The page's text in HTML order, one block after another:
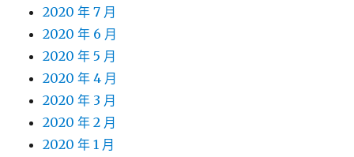
2020 年 7 月
2020 年 6 月
2020 年 5 月
2020 年 4 月
2020 年 3 月
2020 年 2 月
2020 年 1 月